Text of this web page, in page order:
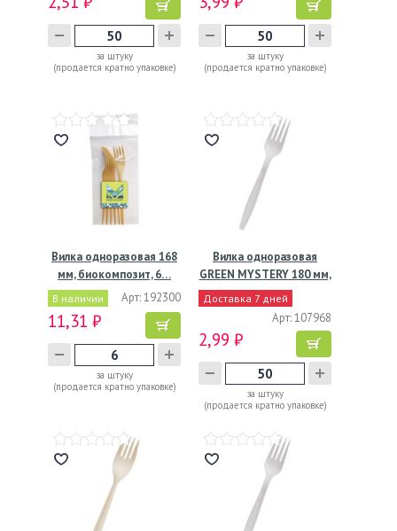
за штуку
(продается кратно упаковке)
за штуку
(продается кратно упаковке)
Вилка одноразовая 168
мм, биокомпозит, 6…
В наличии Арт: 192300
11,31 ₽
за штуку
(продается кратно упаковке)
Вилка одноразовая
GREEN MYSTERY 180 мм,
…
Доставка 7 дней
Арт: 107968
2,99 ₽
за штуку
(продается кратно упаковке)